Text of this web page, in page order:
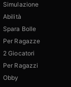
Simulazione
Abilità
Spara Bolle
Per Ragazze
2 Giocatori
Per Ragazzi
Obby